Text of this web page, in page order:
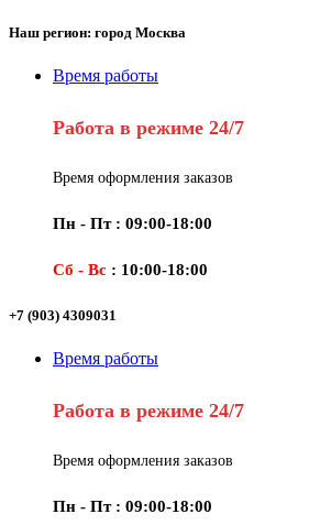
Наш регион: город Москва
Время работы
Работа в режиме 24/7
Время оформления заказов
Пн - Пт : 09:00-18:00
Сб - Вс : 10:00-18:00
+7 (903) 4309031
Время работы
Работа в режиме 24/7
Время оформления заказов
Пн - Пт : 09:00-18:00